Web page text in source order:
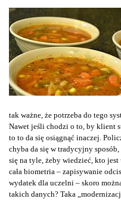
tak ważne, że potrzeba do tego
Nawet jeśli chodzi o to, by klient
to to da się osiągnąć inaczej.
chyba da się w tradycyjny
się na tyle, żeby wiedzieć, kto
cała biometria – zapisywanie
wydatek dla uczelni – skoro
takich danych? Taka